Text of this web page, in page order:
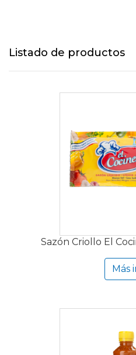
Listado de productos
Sazón Criollo El
Más